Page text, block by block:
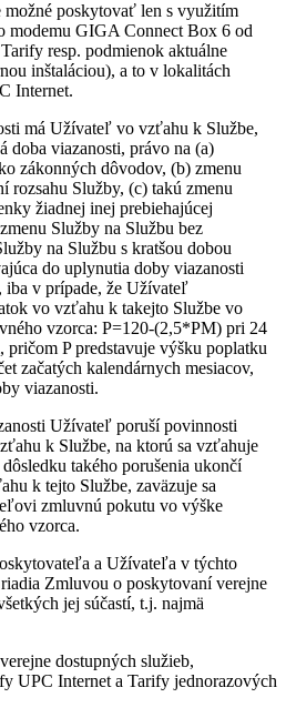
poskytovať len s využitím
modemu GIGA Connect Box 6 od
resp. podmienok aktuálne
inštaláciou), a to v lokalitách
Internet.
má Užívateľ vo vzťahu k Službe,
doba viazanosti, právo na (a)
zákonných dôvodov, (b) zmenu
rozsahu Služby, (c) takú zmenu
žiadnej inej prebiehajúcej
Služby na Službu bez
na Službu s kratšou dobou
do uplynutia doby viazanosti
iba v prípade, že Užívateľ
vo vzťahu k takejto Službe vo
vzorca: P=120-(2,5*PM) pri 24
pričom P predstavuje výšku poplatku
začatých kalendárnych mesiacov,
viazanosti.
Užívateľ poruší povinnosti
k Službe, na ktorú sa vzťahuje
takého porušenia ukončí
k tejto Službe, zaväzuje sa
zmluvnú pokutu vo výške
vzorca.
a Užívateľa v týchto
Zmluvou o poskytovaní verejne
jej súčastí, t.j. najmä
dostupných služieb,
UPC Internet a Tarify jednorazových